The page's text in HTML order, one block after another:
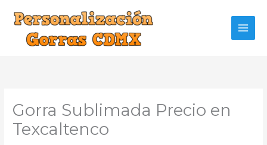
contenido
Gorra Sublimada Precio en
Texcaltenco